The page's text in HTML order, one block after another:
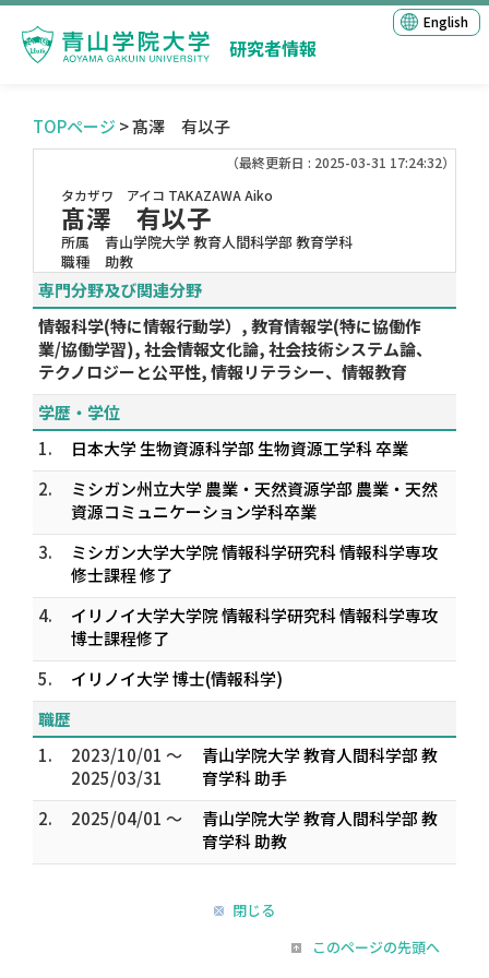
研究者情報
English
TOPページ > 髙澤 有以子
（最終更新日 : 2025-03-31 17:24:32）
タカザワ アイコ TAKAZAWA Aiko
髙澤 有以子
所属
青山学院大学 教育人間科学部 教育学科
職種
助教
専門分野及び関連分野
情報科学(特に情報行動学）, 教育情報学(特に協働作
業/協働学習), 社会情報文化論, 社会技術システム論、
テクノロジーと公平性, 情報リテラシー、情報教育
学歴・学位
1.
日本大学 生物資源科学部 生物資源工学科 卒業
2.
ミシガン州立大学 農業・天然資源学部 農業・天然
資源コミュニケーション学科卒業
3.
ミシガン大学大学院 情報科学研究科 情報科学専攻
修士課程 修了
4.
イリノイ大学大学院 情報科学研究科 情報科学専攻
博士課程修了
5.
イリノイ大学 博士(情報科学)
職歴
1.
2023/10/01 ～
2025/03/31
青山学院大学 教育人間科学部 教
育学科 助手
2.
2025/04/01 ～
青山学院大学 教育人間科学部 教
育学科 助教
閉じる
このページの先頭へ